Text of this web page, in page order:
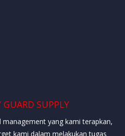
GUARD SUPPLY
yang kami terapkan,
kami dalam melakukan tugas